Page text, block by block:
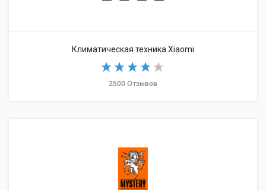
Климатическая техника Xiaomi
2500 Отзывов